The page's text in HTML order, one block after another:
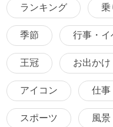
ランキング 乗
季節 行事・イ
王冠 お出かけ
アイコン 仕事
スポーツ 風景